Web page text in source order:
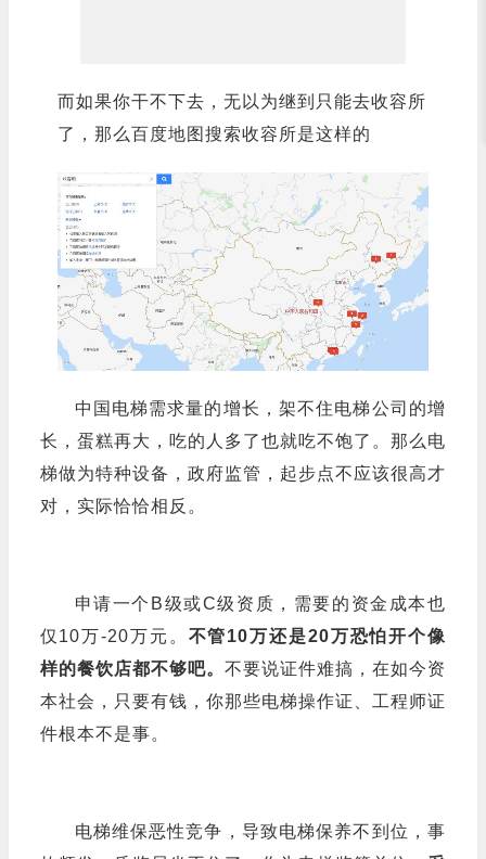
了，那么百度地图搜索收容所是这样的
长，蛋糕再大，吃的人多了也就吃不饱了。那么电
梯做为特种设备，政府监管，起步点不应该很高才
对，实际恰恰相反。
仅10万-20万元。不管10万还是20万恐怕开个像
样的餐饮店都不够吧。不要说证件难搞，在如今资
本社会，只要有钱，你那些电梯操作证、工程师证
件根本不是事。
故频发，质监局坐不住了。作为电梯监管单位， 采